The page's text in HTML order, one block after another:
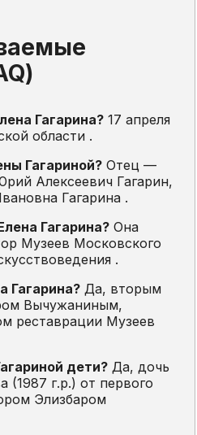
Гагарина? 17 апреля
области .
Гагариной? Отец —
Алексеевич Гагарин,
Гагарина .
Гагарина? Она
Музеев Московского
.
Гагарина? Да, вторым
Вычужаниным,
реставрации Музеев
дети? Да, дочь
(1987 г.р.) от первого
Элизбаром